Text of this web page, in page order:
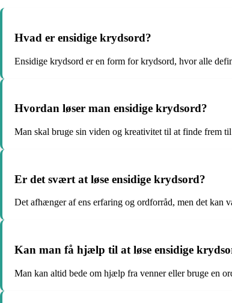
Hvad er ensidige krydsord?
Ensidige krydsord er en form for krydsord, hvor alle
Hvordan løser man ensidige krydsord?
Man skal bruge sin viden og kreativitet til at finde frem
Er det svært at løse ensidige krydsord?
Det afhænger af ens erfaring og ordforråd, men det kan
Kan man få hjælp til at løse ensidige
Man kan altid bede om hjælp fra venner eller bruge en